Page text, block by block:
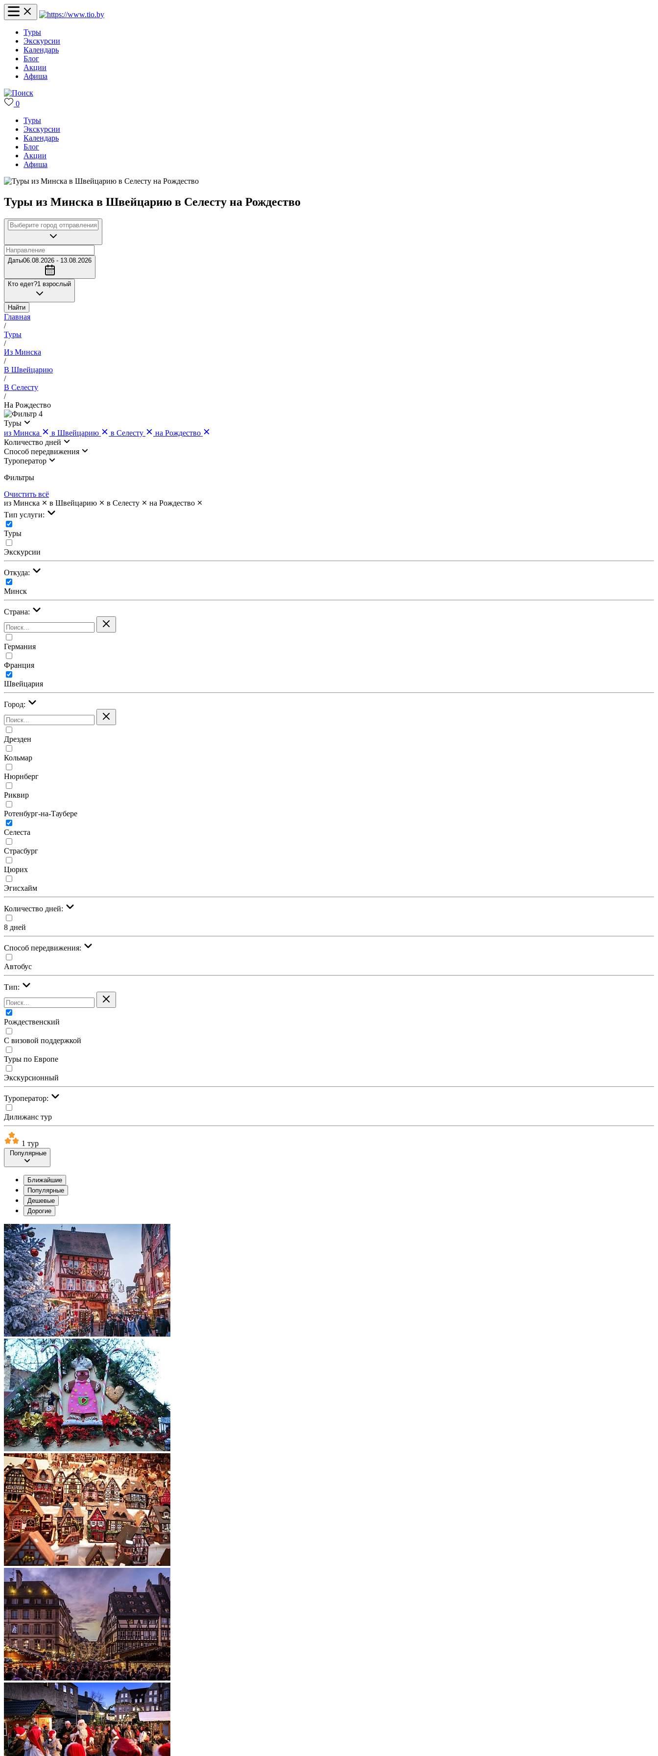
Туры
Экскурсии
Календарь
Блог
Акции
Афиша
0
Туры
Экскурсии
Календарь
Блог
Акции
Афиша
Туры из Минска в Швейцарию в Селесту на Рождество
Даты06.08.2026 - 13.08.2026
Кто едет?1 взрослый
Найти
Главная
/
Туры
/
Из Минска
/
В Швейцарию
/
В Селесту
/
На Рождество
4
Туры
из Минска
в Швейцарию в Селесту
на Рождество
Количество дней
Cпособ передвижения
Туроператор
Фильтры
Очистить всё
из Минска
в Швейцарию в Селесту
на Рождество
Тип услуги:
Туры
Экскурсии
Откуда:
Минск
Страна:
Германия
Франция
Швейцария
Город:
Дрезден
Кольмар
Нюрнберг
Риквир
Ротенбург-на-Таубере
Селеста
Страсбург
Цюрих
Эгисхайм
Количество дней:
8 дней
Cпособ передвижения:
Автобус
Тип:
Рождественский
С визовой поддержкой
Туры по Европе
Экскурсионный
Туроператор:
Дилижанс тур
1 тур
Популярные
Ближайшие
Популярные
Дешевые
Дорогие